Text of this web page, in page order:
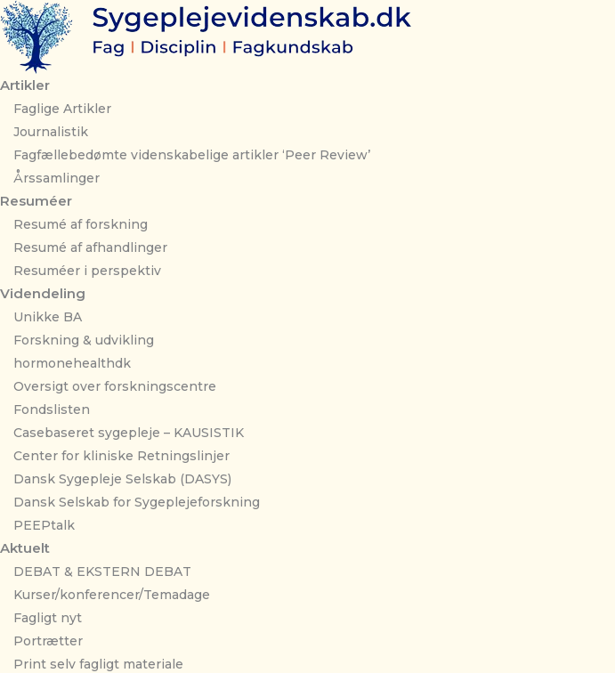
Gå
til
indholdet
Artikler
Faglige Artikler
Journalistik
Fagfællebedømte videnskabelige artikler ‘Peer Review’
Årssamlinger
Resuméer
Resumé af forskning
Resumé af afhandlinger
Resuméer i perspektiv
Videndeling
Unikke BA
Forskning & udvikling
hormonehealthdk
Oversigt over forskningscentre
Fondslisten
Casebaseret sygepleje – KAUSISTIK
Center for kliniske Retningslinjer
Dansk Sygepleje Selskab (DASYS)
Dansk Selskab for Sygeplejeforskning
PEEPtalk
Aktuelt
DEBAT & EKSTERN DEBAT
Kurser/konferencer/Temadage
Fagligt nyt
Portrætter
Print selv fagligt materiale